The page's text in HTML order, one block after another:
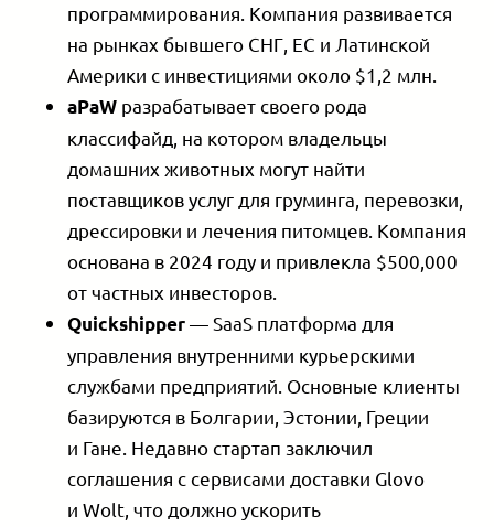
программирования. Компания развивается
на рынках бывшего СНГ, ЕС и Латинской
Америки с инвестициями около $1,2 млн.
aPaW разрабатывает своего рода
классифайд, на котором владельцы
домашних животных могут найти
поставщиков услуг для груминга, перевозки,
дрессировки и лечения питомцев. Компания
основана в 2024 году и привлекла $500,000
от частных инвесторов.
Quickshipper— SaaS платформа для
управления внутренними курьерскими
службами предприятий. Основные клиенты
базируются в Болгарии, Эстонии, Греции
и Гане. Недавно стартап заключил
соглашения с сервисами доставки Glovo
и Wolt, что должно ускорить